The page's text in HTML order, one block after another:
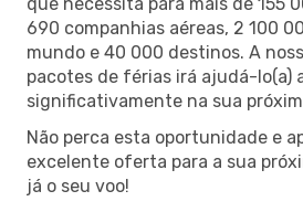
690 companhias aéreas, 2 100
mundo e 40 000 destinos. A
pacotes de férias irá ajudá-lo(a)
significativamente na sua
Não perca esta oportunidade e
excelente oferta para a sua
já o seu voo!